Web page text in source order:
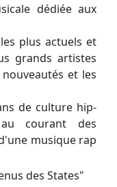
dédiée aux
plus actuels et
grands artistes
et les
de culture hip-
courant des
musique rap
des States"